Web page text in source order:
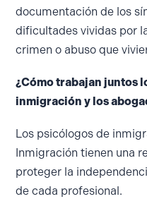
documentación de los
dificultades vividas por
crimen o abuso que
¿Cómo trabajan juntos
inmigración y los
Los psicólogos de
Inmigración tienen una
proteger la
de cada profesional.